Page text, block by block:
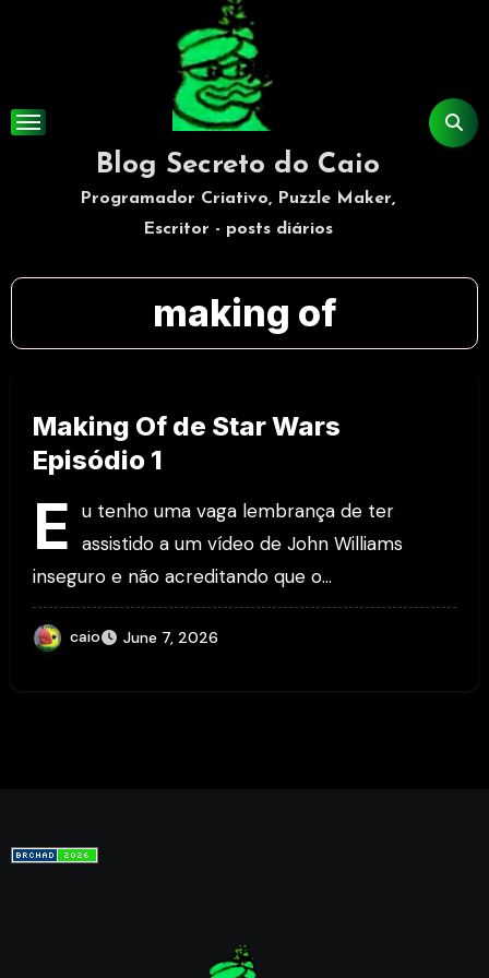
Blog Secreto do Caio
Programador Criativo, Puzzle Maker,
Escritor - posts diários
making of
Making Of de Star Wars
Episódio 1
E u tenho uma vaga lembrança de ter
assistido a um vídeo de John Williams
inseguro e não acreditando que o…
caio June 7, 2026